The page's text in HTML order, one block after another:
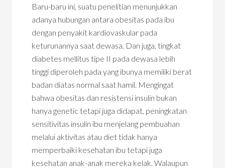
Baru-baru ini, suatu penelitian menunjukkan
adanya hubungan antara obesitas pada ibu
dengan penyakit kardiovaskular pada
keturunannya saat dewasa. Dan juga, tingkat
diabetes mellitus tipe II pada dewasa lebih
tinggi diperoleh pada yang ibunya memiliki berat
badan diatas normal saat hamil. Mengingat
bahwa obesitas dan resistensi insulin bukan
hanya genetic tetapi juga didapat, peningkatan
sensitivitas insulin ibu menjelang pembuahan
melalui aktivitas atau diet tidak hanya
memperbaiki kesehatan ibu tetapi juga
kesehatan anak-anak mereka kelak. Walaupun